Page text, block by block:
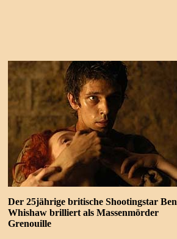
Der 25jährige britische Shootingstar Ben
Whishaw brilliert als Massenmörder
Grenouille